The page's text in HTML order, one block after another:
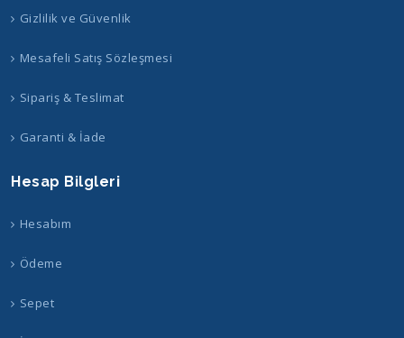
Gizlilik ve Güvenlik
Mesafeli Satış Sözleşmesi
Sipariş & Teslimat
Garanti & İade
Hesap Bilgleri
Hesabım
Ödeme
Sepet